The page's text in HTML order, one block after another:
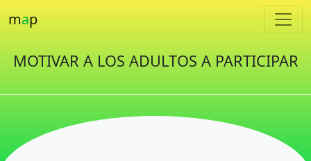
map
MOTIVAR A LOS ADULTOS A PARTICIPAR